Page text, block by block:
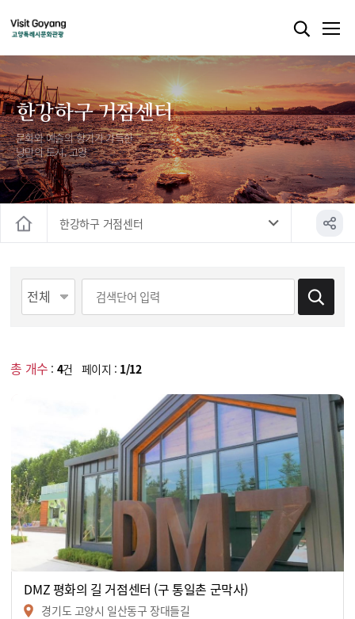
한강하구 거점센터
문화와 예술의 향기가 가득한
낭만의 도시, 고양
한강하구 거점센터
총 개수 : 4건 페이지 : 1/12
DMZ 평화의 길 거점센터 (구 통일촌 군막사)
경기도 고양시 일산동구 장대들길